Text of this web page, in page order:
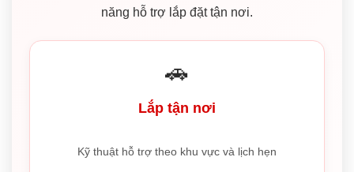
năng hỗ trợ lắp đặt tận nơi.
🚗
Lắp tận nơi
Kỹ thuật hỗ trợ theo khu vực và lịch hẹn